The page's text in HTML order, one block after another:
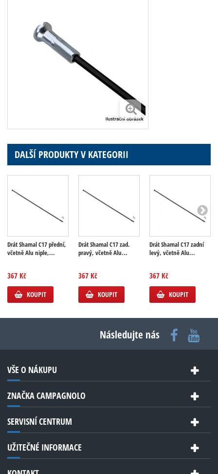
DALŠÍ PRODUKTY V KATEGORII
Drát Shamal C17 přední,
včetně Alu niple,...
367 Kč
KOUPIT
Drát Shamal C17 zad.
pravý, včetně Alu...
367 Kč
KOUPIT
Drát Shamal C17 zadní
levý, včetně Alu...
367 Kč
KOUPIT
Následujte nás
VŠE O NÁKUPU
ZNAČKA CAMPAGNOLO
SERVISNÍ CENTRUM
UŽITEČNÉ INFORMACE